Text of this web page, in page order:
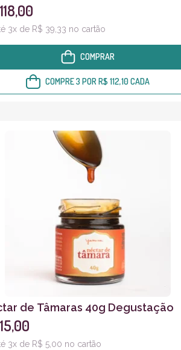
3x de R$ 39,33 no cartão
COMPRAR
COMPRE 3 POR R$ 112,10 CADA
de Tâmaras 40g Degustação
3x de R$ 5,00 no cartão